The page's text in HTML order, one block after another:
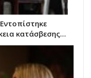
κατάσβεσης…